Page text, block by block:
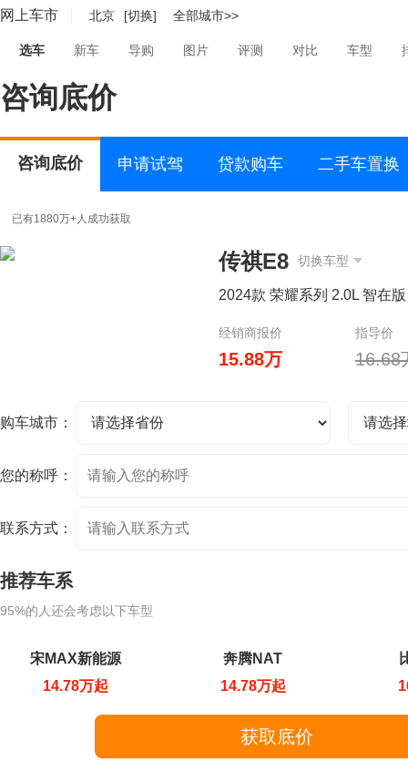
网上车市 北京 [切换] 全部城市>>
选车 新车 导购 图片 评测 对比 车型
咨询底价
咨询底价 申请试驾 贷款购车 二手车置换
已有1880万+人成功获取
传祺E8 切换车型
2024款 荣耀系列 2.0L 智在版
经销商报价 指导价
15.88万 16.68
购车城市：
您的称呼：
联系方式：
推荐车系
95%的人还会考虑以下车型
宋MAX新能源
14.78万起
奔腾NAT
14.78万起